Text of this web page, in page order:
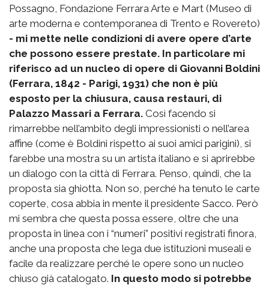
Possagno, Fondazione Ferrara Arte e Mart (Museo di
arte moderna e contemporanea di Trento e Rovereto)
- mi mette nelle condizioni di avere opere d’arte
che possono essere prestate. In particolare mi
riferisco ad un nucleo di opere di Giovanni Boldini
(Ferrara, 1842 - Parigi, 1931) che non è più
esposto per la chiusura, causa restauri, di
Palazzo Massari a Ferrara. Così facendo si
rimarrebbe nell’ambito degli impressionisti o nell’area
affine (come è Boldini rispetto ai suoi amici parigini), si
farebbe una mostra su un artista italiano e si aprirebbe
un dialogo con la città di Ferrara. Penso, quindi, che la
proposta sia ghiotta. Non so, perché ha tenuto le carte
coperte, cosa abbia in mente il presidente Sacco. Però
mi sembra che questa possa essere, oltre che una
proposta in linea con i “numeri” positivi registrati finora,
anche una proposta che lega due istituzioni museali e
facile da realizzare perché le opere sono un nucleo
chiuso già catalogato. In questo modo si potrebbe